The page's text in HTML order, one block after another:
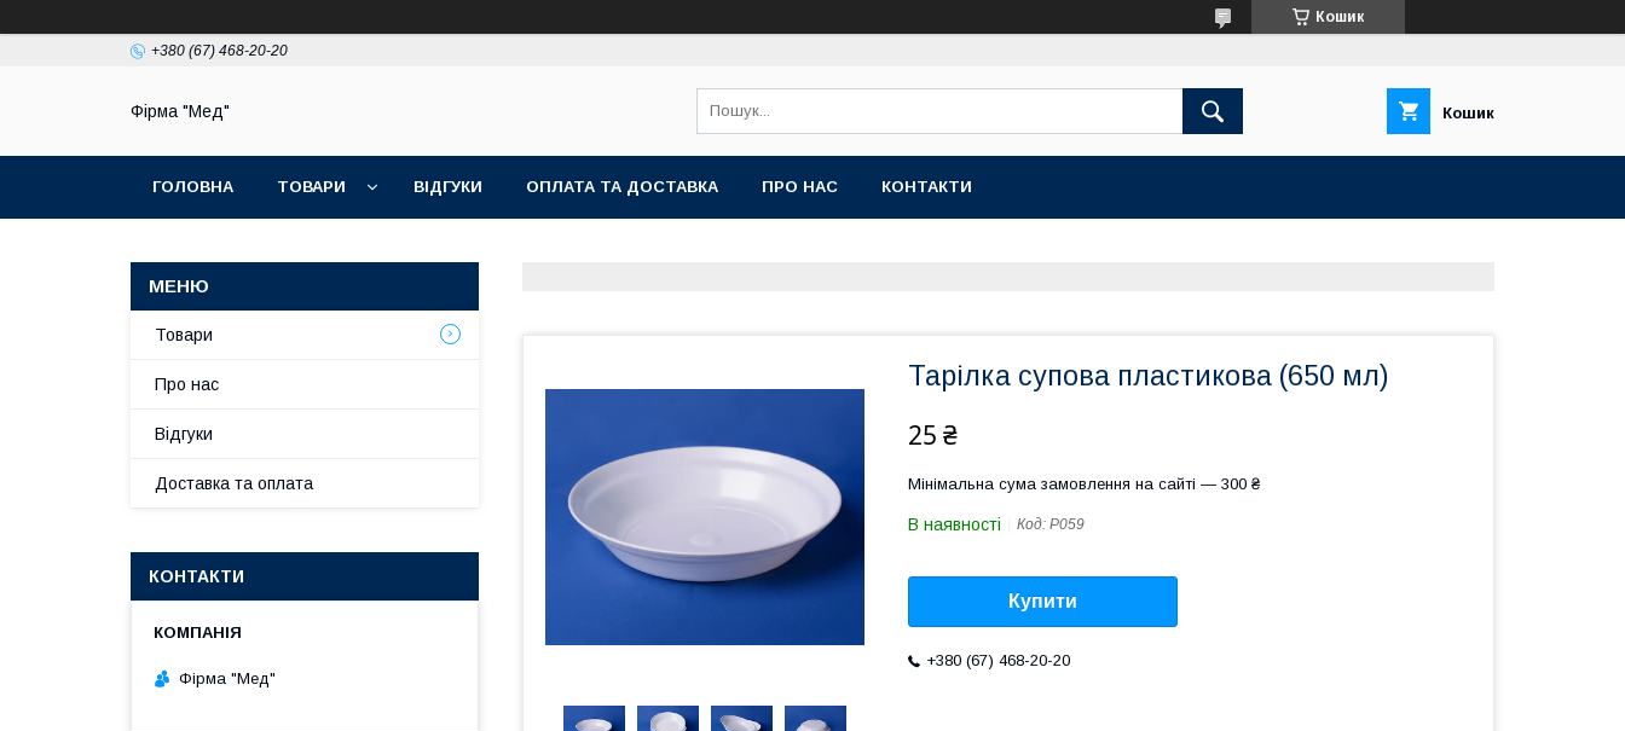
Кошик
+380 (67) 468-20-20
Фірма "Мед" Кошик
ГОЛОВНА ТОВАРИ ВІДГУКИ ОПЛАТА ТА ДОСТАВКА ПРО НАС КОНТАКТИ
Тарілка супова пластикова (650 мл)
25 ₴
Мінімальна сума замовлення на сайті — 300 ₴
В наявності Код: P059
Купити
+380 (67) 468-20-20
Товари
Про нас
Відгуки
Доставка та оплата
КОНТАКТИ
Фірма "Мед"